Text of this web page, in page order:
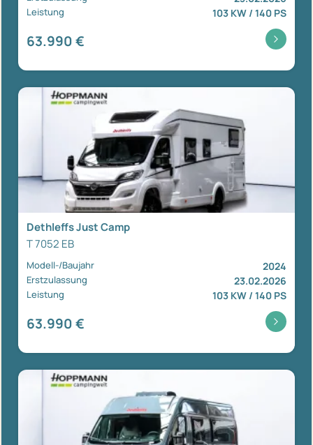
Leistung 103 KW / 140 PS
63.990 €
Dethleffs Just Camp
T 7052 EB
Modell-/Baujahr 2024
Erstzulassung 23.02.2026
Leistung 103 KW / 140 PS
63.990 €